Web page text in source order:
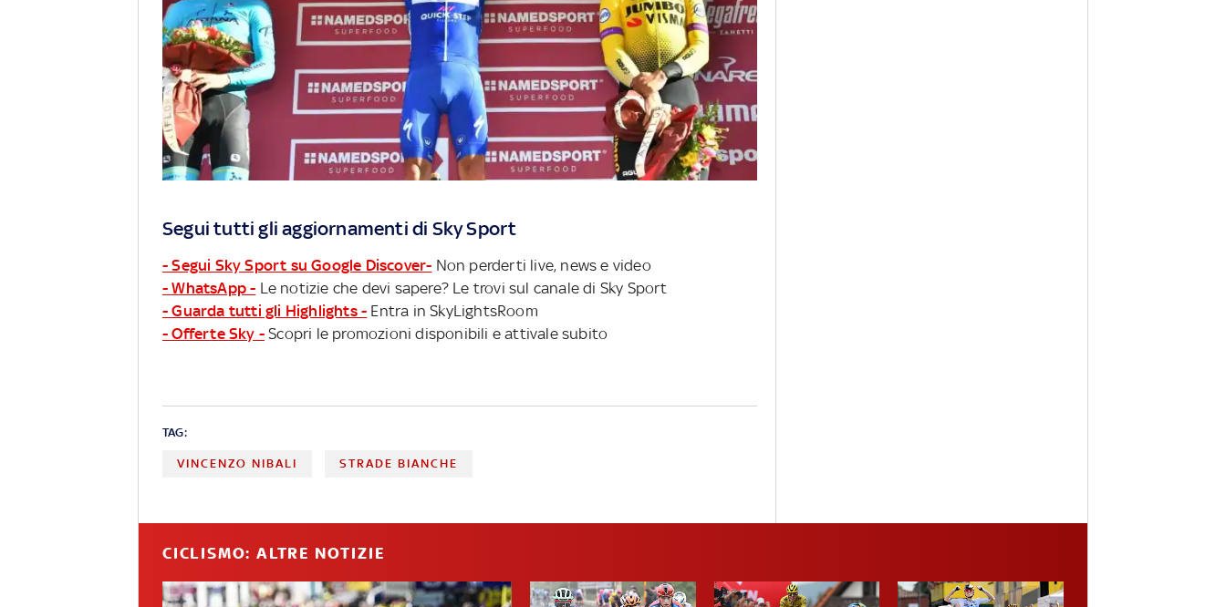
Segui tutti gli aggiornamenti di Sky Sport
- Segui Sky Sport su Google Discover- Non perderti live, news e video
- WhatsApp - Le notizie che devi sapere? Le trovi sul canale di Sky Sport
- Guarda tutti gli Highlights - Entra in SkyLightsRoom
- Offerte Sky - Scopri le promozioni disponibili e attivale subito
TAG:
VINCENZO NIBALI STRADE BIANCHE
CICLISMO: ALTRE NOTIZIE